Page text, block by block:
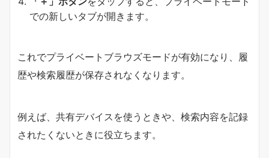
での新しいタブが開きます。
これでプライベートブラウズモードが有効になり、履
歴や検索履歴が保存されなくなります。
例えば、共有デバイスを使うときや、検索内容を記録
されたくないときに役立ちます。